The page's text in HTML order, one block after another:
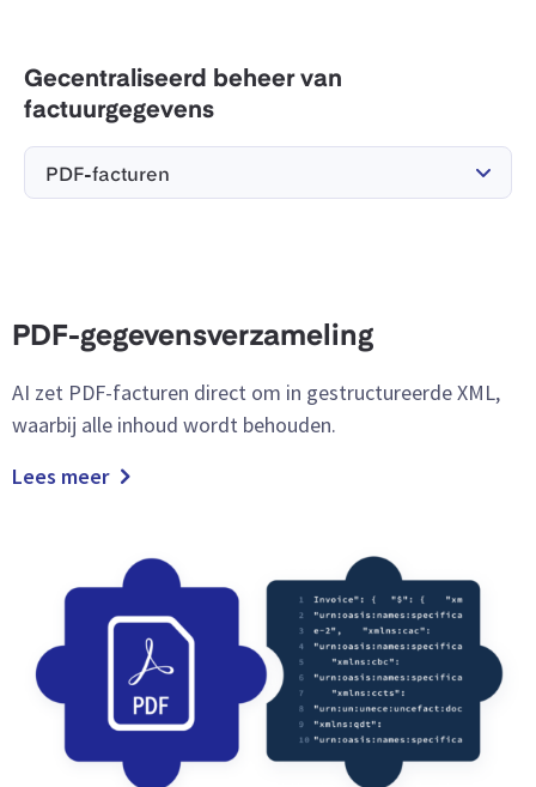
Gecentraliseerd beheer van
factuurgegevens
PDF-facturen
PDF-gegevensverzameling
AI zet PDF-facturen direct om in gestructureerde XML,
waarbij alle inhoud wordt behouden.
Lees meer